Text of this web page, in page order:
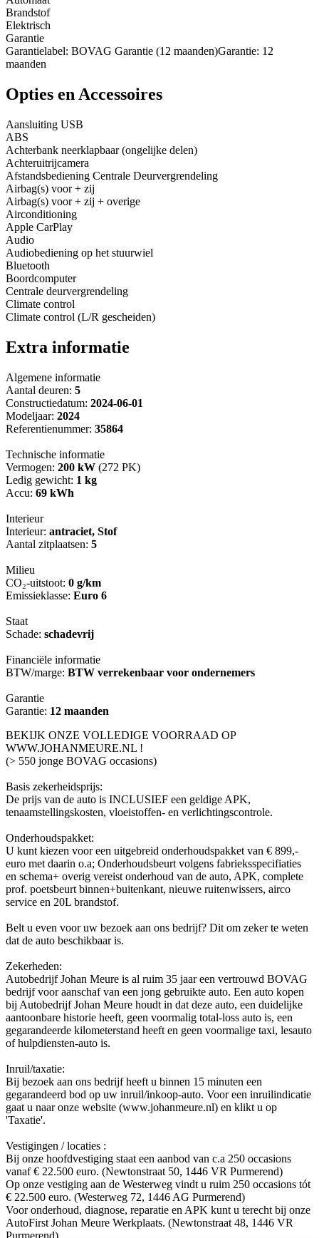
Brandstof
Elektrisch
Garantie
Garantielabel: BOVAG Garantie (12 maanden)Garantie: 12
maanden
Opties en Accessoires
Aansluiting USB
ABS
Achterbank neerklapbaar (ongelijke delen)
Achteruitrijcamera
Afstandsbediening Centrale Deurvergrendeling
Airbag(s) voor + zij
Airbag(s) voor + zij + overige
Airconditioning
Apple CarPlay
Audio
Audiobediening op het stuurwiel
Bluetooth
Boordcomputer
Centrale deurvergrendeling
Climate control
Climate control (L/R gescheiden)
Extra informatie
Algemene informatie
Aantal deuren: 5
Constructiedatum: 2024-06-01
Modeljaar: 2024
Referentienummer: 35864
Technische informatie
Vermogen: 200 kW (272 PK)
Ledig gewicht: 1 kg
Accu: 69 kWh
Interieur
Interieur: antraciet, Stof
Aantal zitplaatsen: 5
Milieu
CO₂-uitstoot: 0 g/km
Emissieklasse: Euro 6
Staat
Schade: schadevrij
Financiële informatie
BTW/marge: BTW verrekenbaar voor ondernemers
Garantie
Garantie: 12 maanden
BEKIJK ONZE VOLLEDIGE VOORRAAD OP
WWW.JOHANMEURE.NL !
(> 550 jonge BOVAG occasions)
Basis zekerheidsprijs:
De prijs van de auto is INCLUSIEF een geldige APK,
tenaamstellingskosten, vloeistoffen- en verlichtingscontrole.
Onderhoudspakket:
U kunt kiezen voor een uitgebreid onderhoudspakket van € 899,-
euro met daarin o.a; Onderhoudsbeurt volgens fabrieksspecifiaties
en schema+ overig vereist onderhoud van de auto, APK, complete
prof. poetsbeurt binnen+buitenkant, nieuwe ruitenwissers, airco
service en 20L brandstof.
Belt u even voor uw bezoek aan ons bedrijf? Dit om zeker te weten
dat de auto beschikbaar is.
Zekerheden:
Autobedrijf Johan Meure is al ruim 35 jaar een vertrouwd BOVAG
bedrijf voor aanschaf van een jong gebruikte auto. Een auto kopen
bij Autobedrijf Johan Meure houdt in dat deze auto, een duidelijke
aantoonbare historie heeft, geen voormalig total-loss auto is, een
gegarandeerde kilometerstand heeft en geen voormalige taxi, lesauto
of hulpdiensten-auto is.
Inruil/taxatie:
Bij bezoek aan ons bedrijf heeft u binnen 15 minuten een
gegarandeerd bod op uw inruil/inkoop-auto. Voor een inruilindicatie
gaat u naar onze website (www.johanmeure.nl) en klikt u op
'Taxatie'.
Vestigingen / locaties :
Bij onze hoofdvestiging staat een aanbod van c.a 250 occasions
vanaf € 22.500 euro. (Newtonstraat 50, 1446 VR Purmerend)
Op onze vestiging aan de Westerweg vindt u ruim 250 occasions tót
€ 22.500 euro. (Westerweg 72, 1446 AG Purmerend)
Voor onderhoud, diagnose, reparatie en APK kunt u terecht bij onze
AutoFirst Johan Meure Werkplaats. (Newtonstraat 48, 1446 VR
Purmerend)